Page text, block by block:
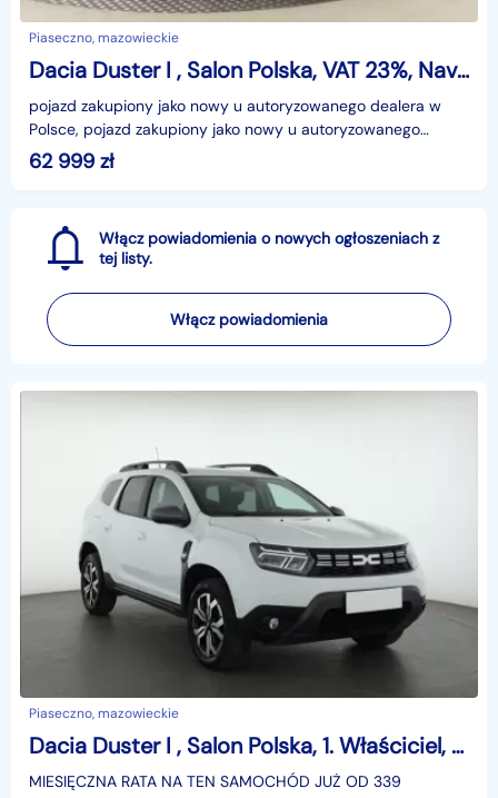
Piaseczno, mazowieckie
Dacia Duster I , Salon Polska, VAT 23%, Navi, Klimatronic, Tempomat,
pojazd zakupiony jako nowy u autoryzowanego dealera w
Polsce, pojazd zakupiony jako nowy u autoryzowanego
dealera w Polsce, MIESIĘCZNA RATA NA TEN SAMOCHÓD
JUŻ
62 999 zł
Włącz powiadomienia o nowych ogłoszeniach z
tej listy.
Włącz powiadomienia
Piaseczno, mazowieckie
Dacia Duster I , Salon Polska, 1. Właściciel, Serwis ASO, VAT 23%,
MIESIĘCZNA RATA NA TEN SAMOCHÓD JUŻ OD 339